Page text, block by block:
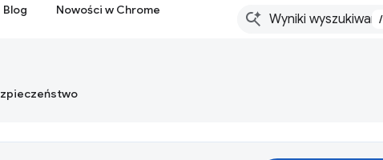
Blog Nowości w Chrome
/